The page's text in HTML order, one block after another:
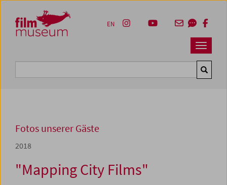
Zum Inhalt
Zum Hauptmenü
Zur Servicenavigation
Zum Suche
Navbar
EN
Fotos unserer Gäste
2018
"Mapping City Films"